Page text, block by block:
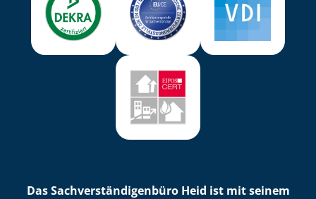
Das Sach­ver­stän­di­gen­bü­ro Heid ist mit seinem